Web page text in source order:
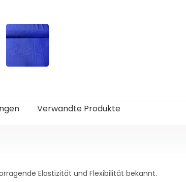
Verwandte Produkte
Elastizität und Flexibilität bekannt.